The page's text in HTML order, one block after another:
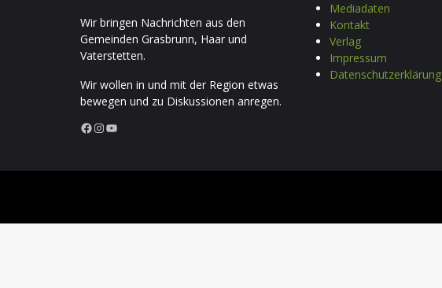
Wir bringen Nachrichten aus den
Gemeinden Grasbrunn, Haar und
Vaterstetten.
Wir wollen in und mit der Region etwas
bewegen und zu Diskussionen anregen.
Facebook InstagramYouTube
Mediadaten
Kontakt
Verlag
Impressum
Datenschutzerklärung